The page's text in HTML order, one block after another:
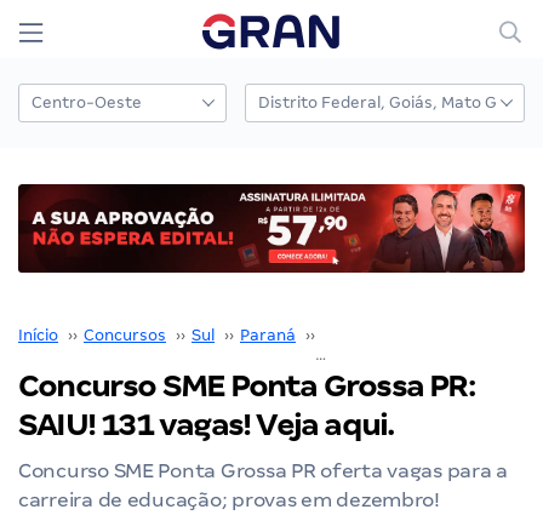
Início ›› Concursos ›› Sul ›› Paraná ››
Concurso SME Ponta Grossa PR:
SAIU! 131 vagas! Veja aqui.
Concurso SME Ponta Grossa PR oferta vagas para a
carreira de educação; provas em dezembro!